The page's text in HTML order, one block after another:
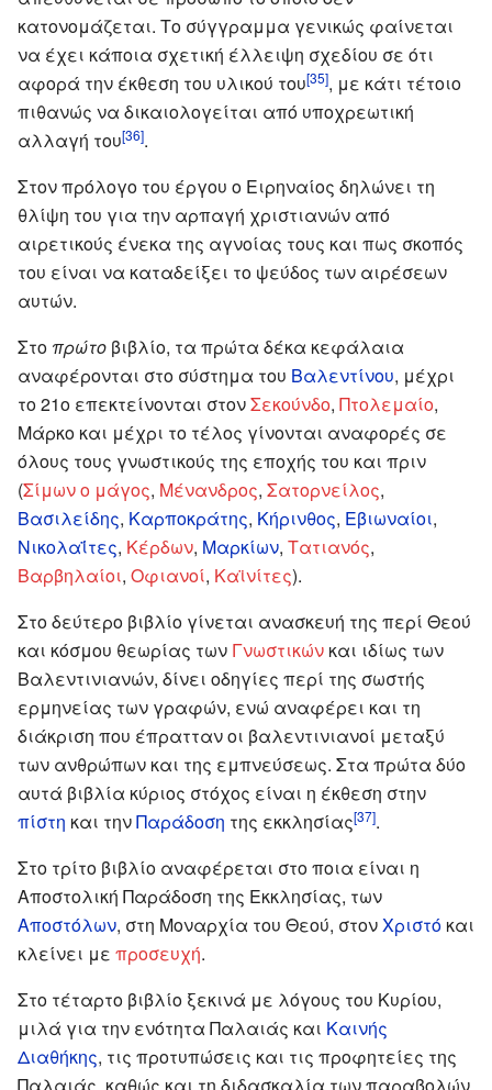
κατονομάζεται. Το σύγγραμμα γενικώς φαίνεται
να έχει κάποια σχετική έλλειψη σχεδίου σε ότι
αφορά την έκθεση του υλικού του[35], με κάτι τέτοιο
πιθανώς να δικαιολογείται από υποχρεωτική
αλλαγή του[36].
Στον πρόλογο του έργου ο Ειρηναίος δηλώνει τη
θλίψη του για την αρπαγή χριστιανών από
αιρετικούς ένεκα της αγνοίας τους και πως σκοπός
του είναι να καταδείξει το ψεύδος των αιρέσεων
αυτών.
Στο πρώτο βιβλίο, τα πρώτα δέκα κεφάλαια
αναφέρονται στο σύστημα του Βαλεντίνου, μέχρι
το 21ο επεκτείνονται στονΣεκούνδο, Πτολεμαίο,
Μάρκο και μέχρι το τέλος γίνονται αναφορές σε
όλους τους γνωστικούς της εποχής του και πριν
(Σίμων ο μάγος, Μένανδρος, Σατορνείλος,
Βασιλείδης, Καρποκράτης, Κήρινθος, Εβιωναίοι,
Νικολαΐτες, Κέρδων, Μαρκίων, Τατιανός,
Βαρβηλαίοι, Οφιανοί, Καϊνίτες).
Στο δεύτερο βιβλίο γίνεται ανασκευή της περί Θεού
και κόσμου θεωρίας των Γνωστικών και ιδίως των
Βαλεντινιανών, δίνει οδηγίες περί της σωστής
ερμηνείας των γραφών, ενώ αναφέρει και τη
διάκριση που έπρατταν οι βαλεντινιανοί μεταξύ
των ανθρώπων και της εμπνεύσεως. Στα πρώτα δύο
αυτά βιβλία κύριος στόχος είναι η έκθεση στην
πίστη και τηνΠαράδοση της εκκλησίας[37].
Στο τρίτο βιβλίο αναφέρεται στο ποια είναι η
Αποστολική Παράδοση της Εκκλησίας, των
Αποστόλων, στη Μοναρχία του Θεού, στονΧριστό και
κλείνει με προσευχή.
Στο τέταρτο βιβλίο ξεκινά με λόγους του Κυρίου,
μιλά για την ενότητα Παλαιάς και Καινής
Διαθήκης, τις προτυπώσεις και τις προφητείες της
Παλαιάς, καθώς και τη διδασκαλία των παραβολών.